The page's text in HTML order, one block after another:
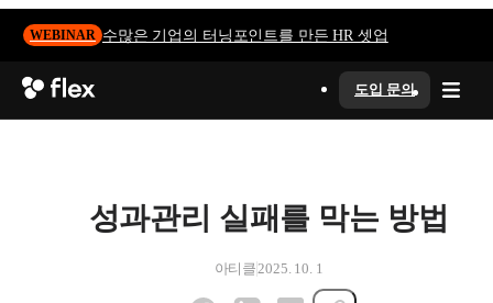
WEBINAR 수많은 기업의 터닝포인트를 만든 HR 셋업
도입 문의
성과관리 실패를 막는 방법
아티클 2025. 10. 1